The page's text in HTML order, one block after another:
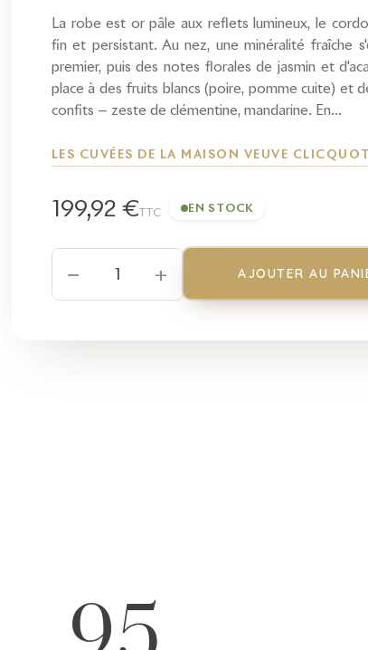
La robe est or pâle aux reflets lumineux, le
fin et persistant. Au nez, une minéralité fraîche
premier, puis des notes florales de jasmin et
place à des fruits blancs (poire, pomme cuite) et
confits — zeste de clémentine, mandarine. En…
LES CUVÉES DE LA MAISON VEUVE CLICQUOT
199,92 €TTC EN STOCK
− 1 + AJOUTER AU